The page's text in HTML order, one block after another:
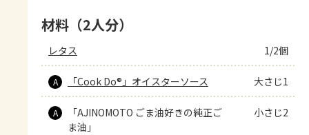
材料（2人分）
レタス 1/2個
A 「Cook Do®」オイスターソース 大さじ1
A
「AJINOMOTO ごま油好きの純正ご
ま油」
小さじ2